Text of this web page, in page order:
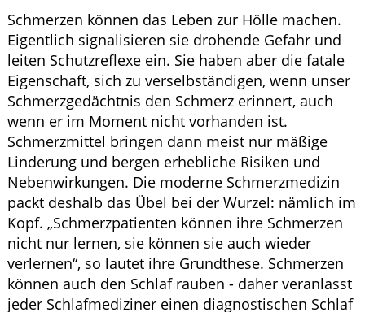
ELTERN UND KIND
Schmerzen können das Leben zur Hölle machen.
Eigentlich signalisieren sie drohende Gefahr und
leiten Schutzreflexe ein. Sie haben aber die fatale
Eigenschaft, sich zu verselbständigen, wenn unser
Schmerzgedächtnis den Schmerz erinnert, auch
wenn er im Moment nicht vorhanden ist.
Schmerzmittel bringen dann meist nur mäßige
Linderung und bergen erhebliche Risiken und
Nebenwirkungen. Die moderne Schmerzmedizin
packt deshalb das Übel bei der Wurzel: nämlich im
Kopf. „Schmerzpatienten können ihre Schmerzen
nicht nur lernen, sie können sie auch wieder
verlernen“, so lautet ihre Grundthese. Schmerzen
können auch den Schlaf rauben - daher veranlasst
jeder Schlafmediziner einen diagnostischen Schlaf